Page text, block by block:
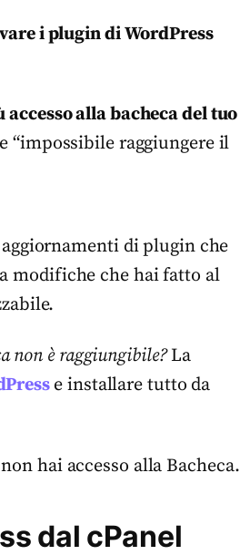
i plugin di WordPress
accesso alla bacheca del tuo
“impossibile raggiungere il
di plugin che
modifiche che hai fatto al
non è raggiungibile?La
e installare tutto da
hai accesso alla Bacheca.
dal cPanel